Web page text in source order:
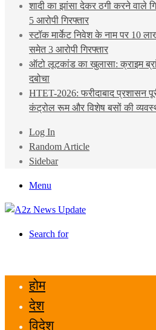
शादी का झांसा देकर ठगी करने वाले
5 आरोपी गिरफ्तार
स्टॉक मार्केट निवेश के नाम पर 10
समेत 3 आरोपी गिरफ्तार
ऑटो लूटकांड का खुलासा: क्राइम
दबोचा
HTET-2026: फरीदाबाद प्रशासन
कंट्रोल रूम और विशेष बसों की
Log In
Random Article
Sidebar
Menu
Search for
होम
देश
विदेश